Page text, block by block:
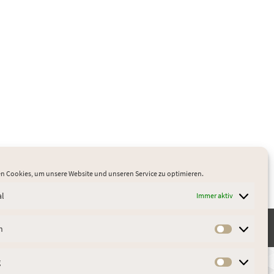
Cookies, um unsere Website und unseren Service zu optimieren.
Immer aktiv